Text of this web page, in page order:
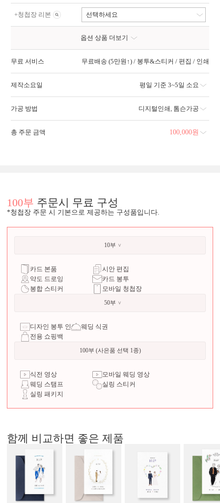
+청첩장 리본 선택하세요
옵션 상품 더보기
무료 서비스 무료배송 (5만원↑) / 봉투&스티커 / 편집 / 인쇄
제작소요일 평일 기준 3~5일 소요
가공 방법 디지털인쇄 톰슨가공
총 주문 금액 100,000원
100부 주문시 무료 구성
*청첩장 주문 시 기본으로 제공하는 구성품입니다.
10부
카드 본품
시안 편집
약도 드로잉
카드 봉투
봉합 스티커
모바일 청첩장
50부
디자인 봉투 인쇄 웨딩 식권
전용 쇼핑백
100부 (사은품 선택 1종)
식전 영상
모바일 웨딩 영상
웨딩 스탬프
실링 스티커
실링 패키지
함께 비교하면 좋은 제품